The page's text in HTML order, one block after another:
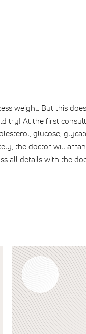
weight. But this
try! At the first
glucose,
the doctor will
all details with the